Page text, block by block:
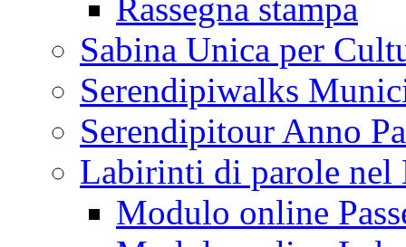
Rassegna stampa
Sabina Unica per
Serendipiwalks
Serendipitour Anno
Labirinti di parole
Modulo online